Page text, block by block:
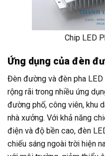
Chip LED
Ứng dụng của đèn
Đèn đường và đèn pha
rộng rãi trong nhiều ứng
đường phố, công viên, khu
nhà xưởng. Với khả năng
điện và độ bền cao, đèn
chiếu sáng ngoài trời hiện